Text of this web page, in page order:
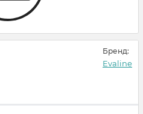
Бренд:
Evaline